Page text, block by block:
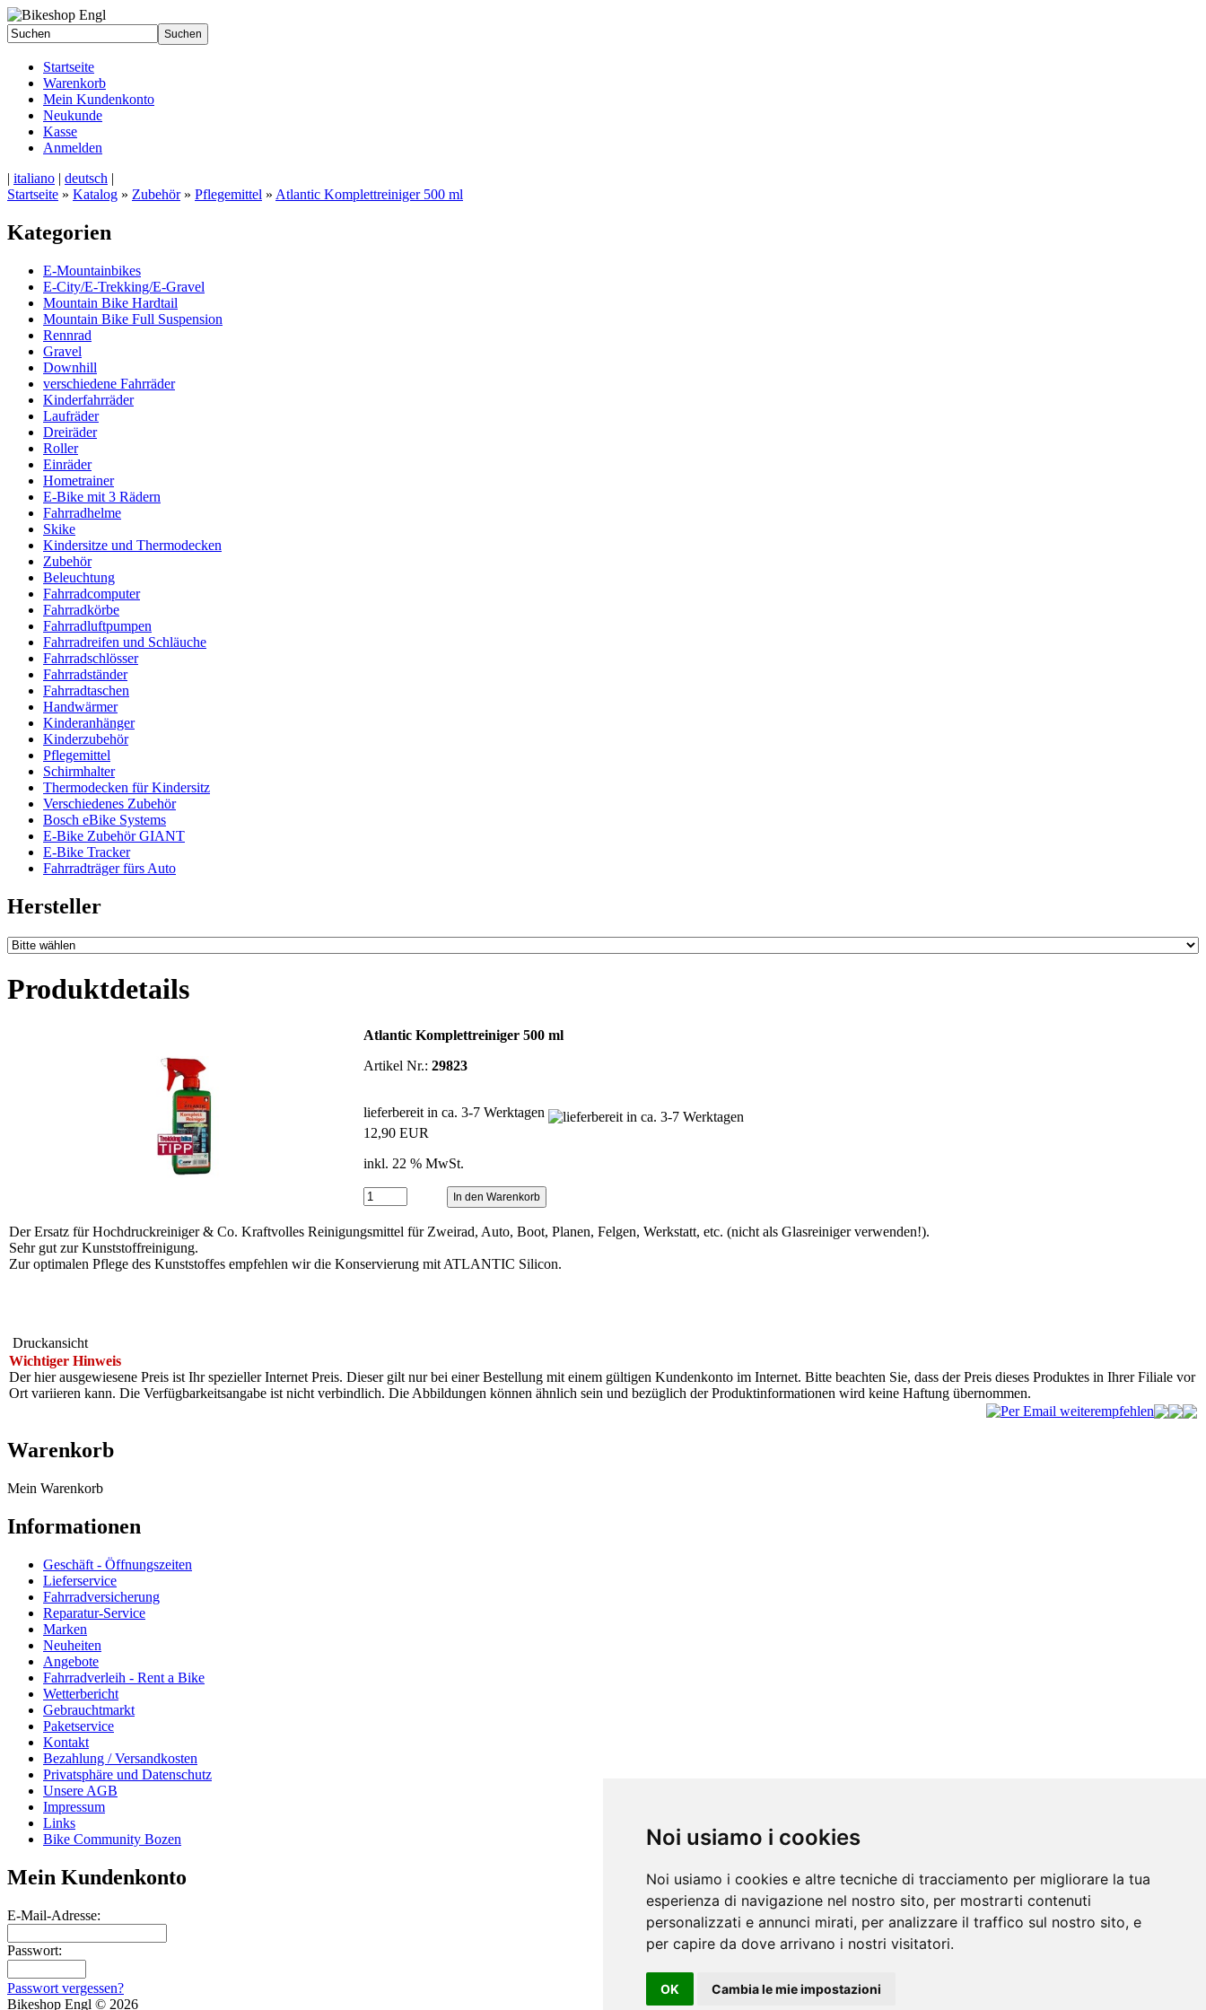
Noi usiamo i cookies
Noi usiamo i cookies e altre tecniche di tracciamento per migliorare la tua
esperienza di navigazione nel nostro sito, per mostrarti contenuti
personalizzati e annunci mirati, per analizzare il traffico sul nostro sito, e
per capire da dove arrivano i nostri visitatori.
OK Cambia le mie impostazioni
Startseite
Warenkorb
Mein Kundenkonto
Neukunde
Kasse
Anmelden
| italiano | deutsch |
Startseite » Katalog » Zubehör» Pflegemittel » Atlantic Komplettreiniger 500 ml
Kategorien
E-Mountainbikes
E-City/E-Trekking/E-Gravel
Mountain Bike Hardtail
Mountain Bike Full Suspension
Rennrad
Gravel
Downhill
verschiedene Fahrräder
Kinderfahrräder
Laufräder
Dreiräder
Roller
Einräder
Hometrainer
E-Bike mit 3 Rädern
Fahrradhelme
Skike
Kindersitze und Thermodecken
Zubehör
Beleuchtung
Fahrradcomputer
Fahrradkörbe
Fahrradluftpumpen
Fahrradreifen und Schläuche
Fahrradschlösser
Fahrradständer
Fahrradtaschen
Handwärmer
Kinderanhänger
Kinderzubehör
Pflegemittel
Schirmhalter
Thermodecken für Kindersitz
Verschiedenes Zubehör
Bosch eBike Systems
E-Bike Zubehör GIANT
E-Bike Tracker
Fahrradträger fürs Auto
Hersteller
Produktdetails
Atlantic Komplettreiniger 500 ml
Artikel Nr.: 29823
lieferbereit in ca. 3-7 Werktagen
12,90 EUR
inkl. 22 % MwSt.
Der Ersatz für Hochdruckreiniger & Co. Kraftvolles Reinigungsmittel für Zweirad, Auto, Boot, Planen, Felgen, Werkstatt, etc. (nicht als Glasreiniger verwenden!).
Sehr gut zur Kunststoffreinigung.
Zur optimalen Pflege des Kunststoffes empfehlen wir die Konservierung mit ATLANTIC Silicon.
Druckansicht
Wichtiger Hinweis
Der hier ausgewiesene Preis ist Ihr spezieller Internet Preis. Dieser gilt nur bei einer Bestellung mit einem gültigen Kundenkonto im Internet. Bitte beachten Sie, dass der Preis dieses Produktes in Ihrer Filiale vor
Ort variieren kann. Die Verfügbarkeitsangabe ist nicht verbindlich. Die Abbildungen können ähnlich sein und bezüglich der Produktinformationen wird keine Haftung übernommen.
Warenkorb
Mein Warenkorb
Informationen
Geschäft - Öffnungszeiten
Lieferservice
Fahrradversicherung
Reparatur-Service
Marken
Neuheiten
Angebote
Fahrradverleih - Rent a Bike
Wetterbericht
Gebrauchtmarkt
Paketservice
Kontakt
Bezahlung / Versandkosten
Privatsphäre und Datenschutz
Unsere AGB
Impressum
Links
Bike Community Bozen
Mein Kundenkonto
E-Mail-Adresse:
Passwort:
Passwort vergessen?
Bikeshop Engl © 2026